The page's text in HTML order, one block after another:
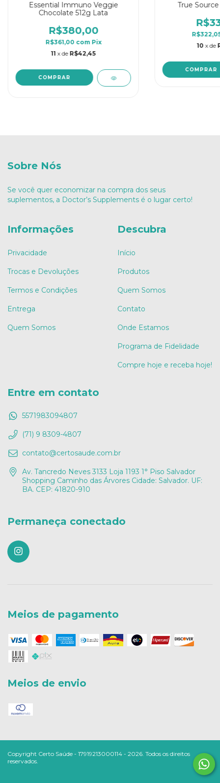
Essential Immuno Veggie
Chocolate 512g Lata
R$380,00
R$361,00 com Pix
11 x de R$42,45
True
10 x de
COMPRAR
Sobre Nós
Se você quer economizar na compra dos seus
suplementos, a Doctor’s Supplements é o lugar certo!
Informações
Privacidade
Trocas e Devoluções
Termos e Condições
Entrega
Quem Somos
Descubra
Início
Produtos
Quem Somos
Contato
Onde Estamos
Programa de Fidelidade
Compre hoje e receba hoje!
Entre em contato
5571983094807
(71) 9 8309-4807
contato@certosaude.com.br
Av. Tancredo Neves 3133 Loja 1193 1° Piso Salvador
Shopping Caminho das Árvores Cidade: Salvador. UF:
BA. CEP: 41820-910
Permaneça conectado
Meios de pagamento
Meios de envio
Copyright Certo Saúde - 17919213000114 - 2026. Todos os direitos
reservados.